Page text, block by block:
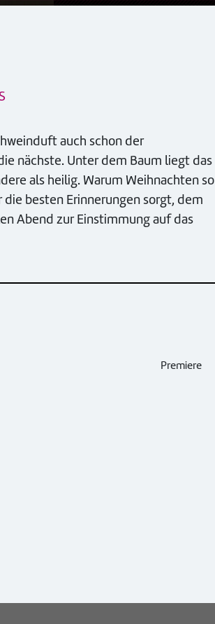
auch schon der
nächste. Unter dem Baum liegt das
als heilig. Warum Weihnachten so
besten Erinnerungen sorgt, dem
Abend zur Einstimmung auf das
Premiere